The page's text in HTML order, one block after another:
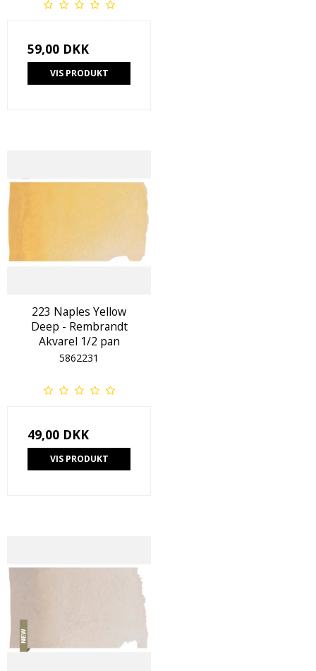
59,00 DKK
VIS PRODUKT
223 Naples Yellow
Deep - Rembrandt
Akvarel 1/2 pan
5862231
49,00 DKK
VIS PRODUKT